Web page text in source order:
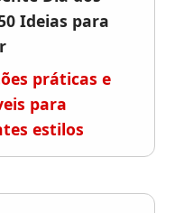
Ideias para
práticas e
para
estilos